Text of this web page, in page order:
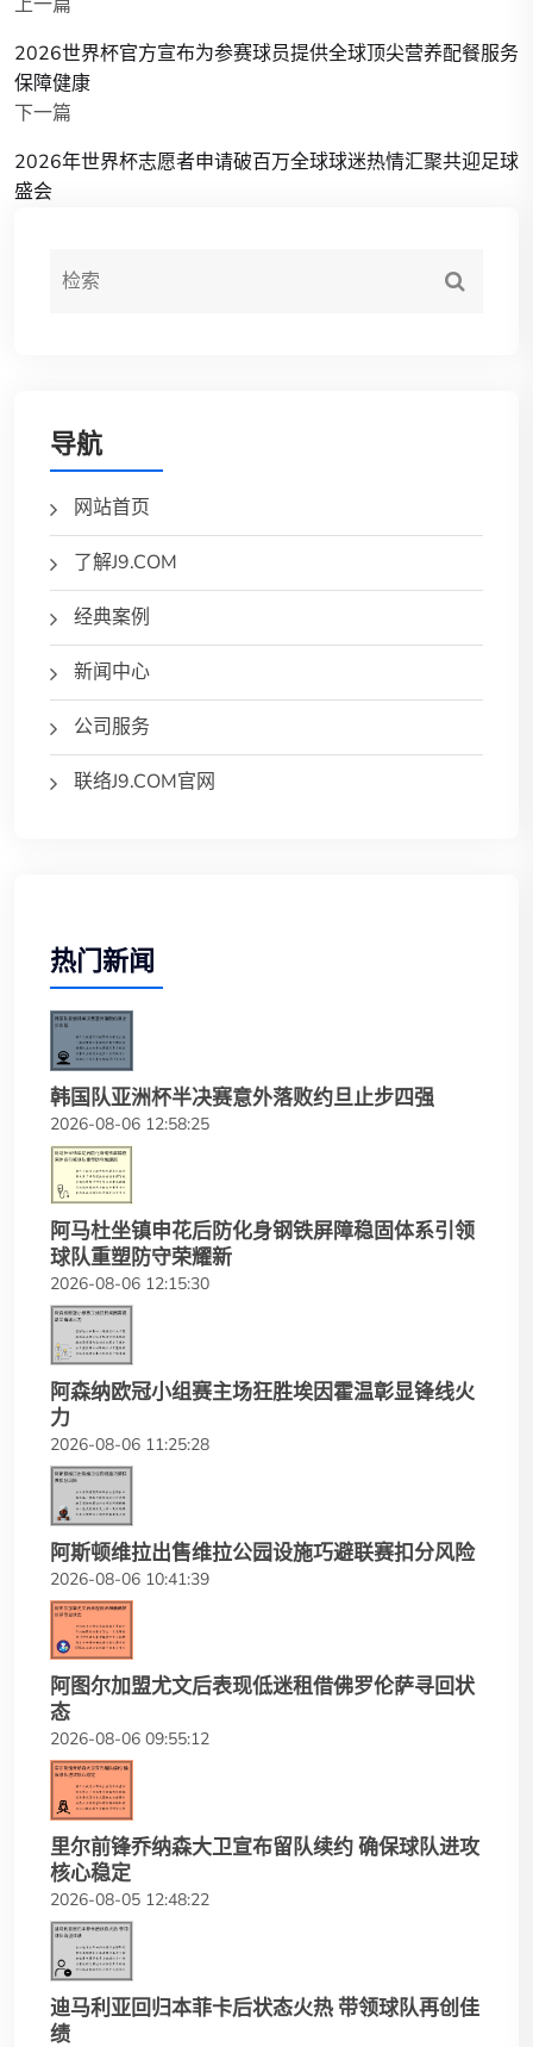
2026世界杯官方宣布为参赛球员提供全球顶尖营养配餐服务
保障健康
下一篇
2026年世界杯志愿者申请破百万全球球迷热情汇聚共迎足球
盛会
导航
网站首页
了解J9.COM
经典案例
新闻中心
公司服务
联络J9.COM官网
热门新闻
韩国队亚洲杯半决赛意外落败约旦止步四强
2026-08-06 12:58:25
阿马杜坐镇申花后防化身钢铁屏障稳固体系引领
球队重塑防守荣耀新
2026-08-06 12:15:30
阿森纳欧冠小组赛主场狂胜埃因霍温彰显锋线火
力
2026-08-06 11:25:28
阿斯顿维拉出售维拉公园设施巧避联赛扣分风险
2026-08-06 10:41:39
阿图尔加盟尤文后表现低迷租借佛罗伦萨寻回状
态
2026-08-06 09:55:12
里尔前锋乔纳森大卫宣布留队续约 确保球队进攻
核心稳定
2026-08-05 12:48:22
迪马利亚回归本菲卡后状态火热 带领球队再创佳
绩